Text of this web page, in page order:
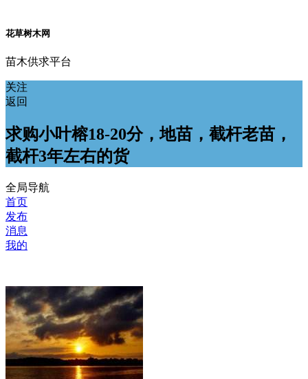
花草树木网
苗木供求平台
关注
返回
求购小叶榕18-20分，地苗，截杆老苗，
截杆3年左右的货
全局导航
首页
发布
消息
我的